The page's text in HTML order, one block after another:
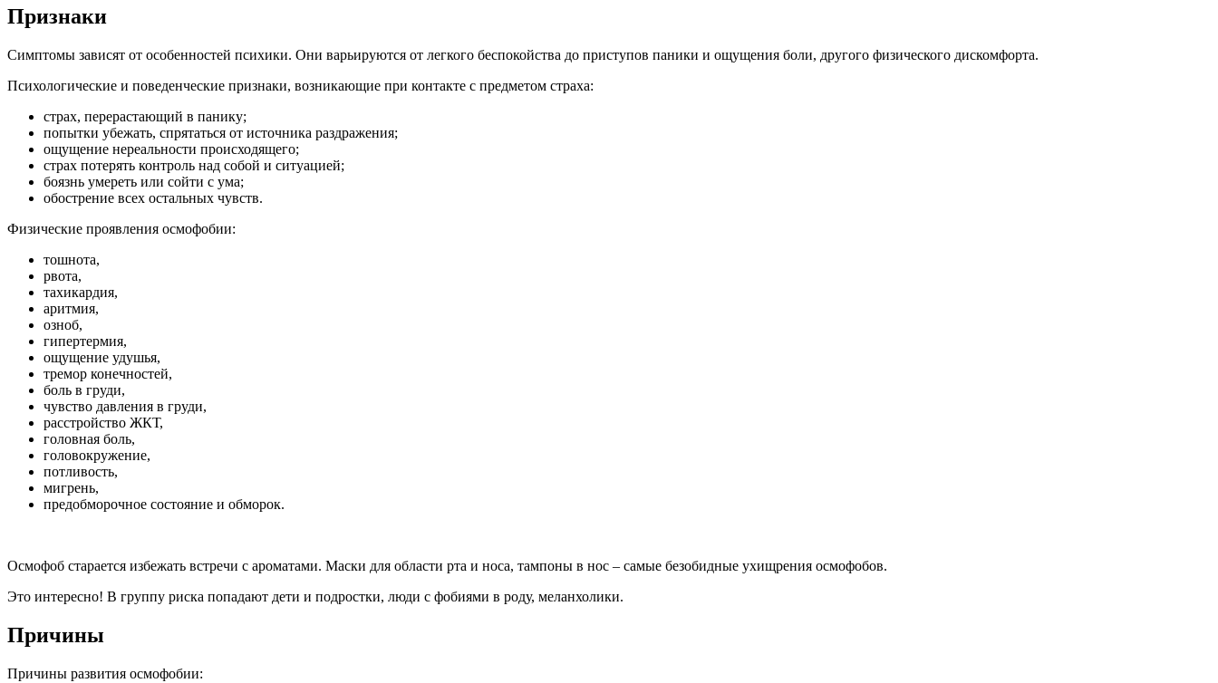
Признаки
Симптомы зависят от особенностей психики. Они варьируются от легкого беспокойства до приступов паники и ощущения боли, другого физического дискомфорта.
Психологические и поведенческие признаки, возникающие при контакте с предметом страха:
страх, перерастающий в панику;
попытки убежать, спрятаться от источника раздражения;
ощущение нереальности происходящего;
страх потерять контроль над собой и ситуацией;
боязнь умереть или сойти с ума;
обострение всех остальных чувств.
Физические проявления осмофобии:
тошнота,
рвота,
тахикардия,
аритмия,
озноб,
гипертермия,
ощущение удушья,
тремор конечностей,
боль в груди,
чувство давления в груди,
расстройство ЖКТ,
головная боль,
головокружение,
потливость,
мигрень,
предобморочное состояние и обморок.
Осмофоб старается избежать встречи с ароматами. Маски для области рта и носа, тампоны в нос – самые безобидные ухищрения осмофобов.
Это интересно! В группу риска попадают дети и подростки, люди с фобиями в роду, меланхолики.
Причины
Причины развития осмофобии: